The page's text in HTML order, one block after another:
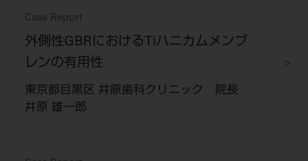
Case Report
外側性GBRにおけるTiハニカムメンブ
レンの有用性
東京都目黒区 井原歯科クリニック 院長
井原 雄一郎